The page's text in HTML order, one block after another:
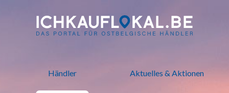
ich kauf lokal - Bei lokalen
Händler Aktuelles & Aktionen